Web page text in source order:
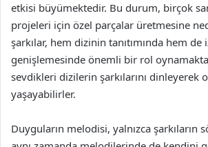
etkisi büyümektedir. Bu durum, birçok
projeleri için özel parçalar üretmesine
şarkılar, hem dizinin tanıtımında hem
genişlemesinde önemli bir rol
sevdikleri dizilerin şarkılarını dinleyerek
yaşayabilirler.
Duyguların melodisi, yalnızca şarkıların